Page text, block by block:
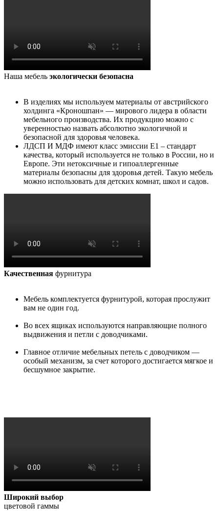
Наша мебель экологически безопасна
В изделиях мы используем материалы от австрийского
холдинга «Кроношпан» — мирового лидера в области
мебельного производства. Их продукцию можно с
уверенностью назвать абсолютно экологичной и
безопасной для здоровья человека.
ЛДСП И МДФ имеют класс эмиссии Е1 – стандарт
качества, который используется не только в России, но и
Европе. Эти нетоксичные и гипоаллергенные
материалы безопасны для здоровья детей. Такую мебель
можно использовать для детских комнат, школ и садов.
Качественная фурнитура
Мебель комплектуется фурнитурой, которая прослужит
вам не один год.
Во всех ящиках используются направляющие полного
выдвижения и петли с доводчиками.
Главное отличие мебельных петель с доводчиком —
особый механизм, за счет которого достигается мягкое и
бесшумное закрытие.
Широкий выбор
цветовой гаммы